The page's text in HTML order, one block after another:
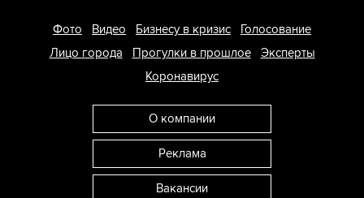
Фото Видео Бизнесу в кризис
Голосование
Лицо города
Прогулки в прошлое
Эксперты
Коронавирус
О компании
Реклама
Вакансии